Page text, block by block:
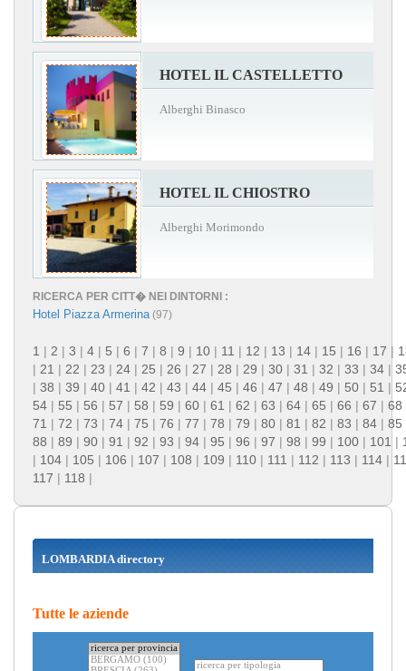
HOTEL IL CASTELLETTO
Alberghi Binasco
HOTEL IL CHIOSTRO
Alberghi Morimondo
RICERCA PER CITT� NEI DINTORNI :
Hotel Piazza Armerina(97)
1 | 2 | 3 | 4 | 5 | 6 | 7 | 8 | 9 | 10 | 11 | 12 | 13 | 14 | 15 | 16 | 17 |
| 21 | 22 | 23 | 24 | 25 | 26 | 27 | 28 | 29 | 30 | 31 | 32 | 33 | 34 |
| 38 | 39 | 40 | 41 | 42 | 43 | 44 | 45 | 46 | 47 | 48 | 49 | 50 | 51 |
54 | 55 | 56 | 57 | 58 | 59 | 60 | 61 | 62 | 63 | 64 | 65 | 66 | 67 | 68
71 | 72 | 73 | 74 | 75 | 76 | 77 | 78 | 79 | 80 | 81 | 82 | 83 | 84 | 85
88 | 89 | 90 | 91 | 92 | 93 | 94 | 95 | 96 | 97 | 98 | 99 | 100 | 101 |
| 104 | 105 | 106 | 107 | 108 | 109 | 110 | 111 | 112 | 113 | 114 |
117 | 118 |
LOMBARDIA directory
Tutte le aziende